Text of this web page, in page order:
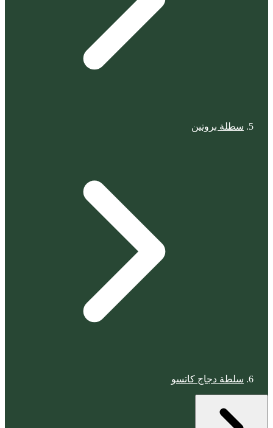
سطلة بروتين
سلطة دجاج كاتسو